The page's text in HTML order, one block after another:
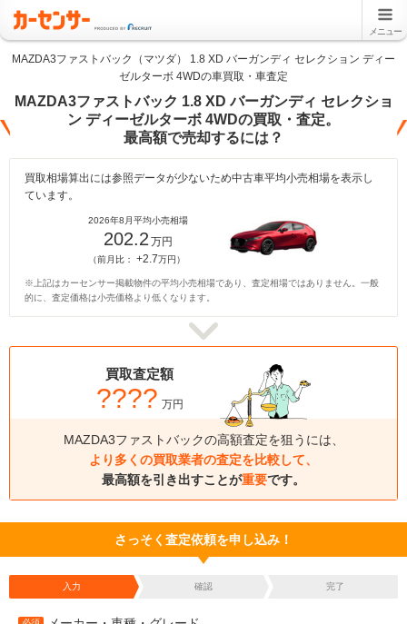
メニュー
MAZDA3ファストバック（マツダ） 1.8 XD バーガンディ セレクション ディー
ゼルターボ 4WDの車買取・車査定
MAZDA3ファストバック 1.8 XD バーガンディ セレクショ
ン ディーゼルターボ 4WDの買取・査定。
最高額で売却するには？
買取相場算出には参照データが少ないため中古車平均小売相場を表示し
ています。
2026年8月平均小売相場
202.2 万円
（前月比： +2.7万円）
※上記はカーセンサー掲載物件の平均小売相場であり、査定相場ではありません。一般
的に、査定価格は小売価格より低くなります。
買取査定額
???? 万円
MAZDA3ファストバックの高額査定を狙うには、
より多くの買取業者の査定を比較して、
最高額を引き出すことが重要です。
さっそく査定依頼を申し込み！
入力 確認 完了